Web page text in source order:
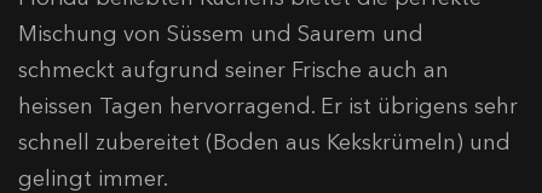
Mischung von Süssem und Saurem und
schmeckt aufgrund seiner Frische auch an
heissen Tagen hervorragend. Er ist übrigens sehr
schnell zubereitet (Boden aus Kekskrümeln) und
gelingt immer.